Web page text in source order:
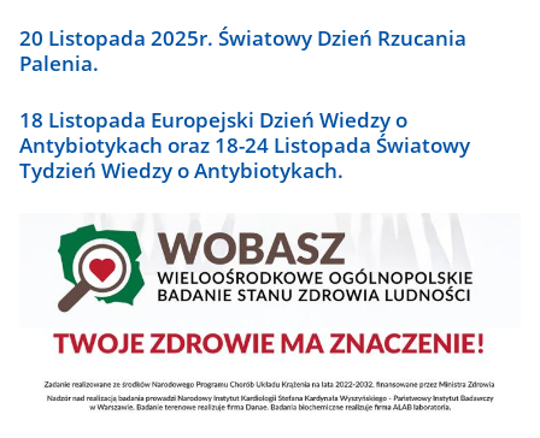
20 Listopada 2025r. Światowy Dzień Rzucania
Palenia.
18 Listopada Europejski Dzień Wiedzy o
Antybiotykach oraz 18-24 Listopada Światowy
Tydzień Wiedzy o Antybiotykach.